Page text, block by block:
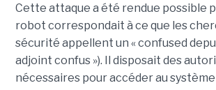
Cette attaque a été rendue possible
robot correspondait à ce que les
sécurité appellent un « confused
adjoint confus »). Il disposait des
nécessaires pour accéder au